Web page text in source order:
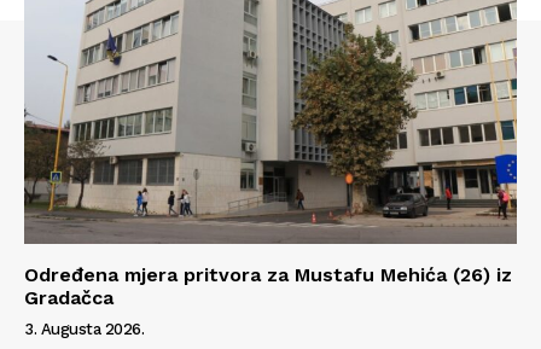
Info
O nama
Impressum
Određena mjera pritvora za Mustafu Mehića (26) iz
Gradačca
3. Augusta 2026.